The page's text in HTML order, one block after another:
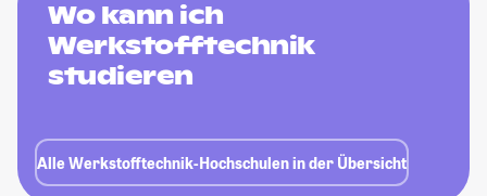
Wo kann ich
Werkstofftechnik
studieren
Alle Werkstofftechnik-Hochschulen in der Übersicht